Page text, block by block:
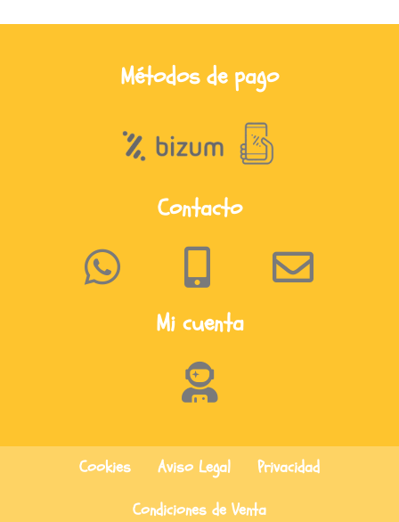
Métodos de pago
Contacto
Mi cuenta
Cookies Aviso Legal
Privacidad
Condiciones de Venta